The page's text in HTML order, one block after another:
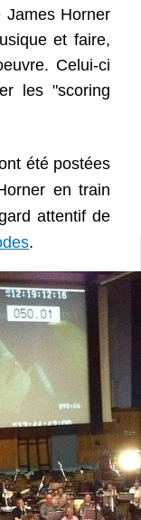
Horner
et faire,
Celui-ci
les "scoring
été postées
en train
attentif de
.